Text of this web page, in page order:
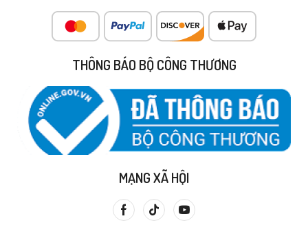
THÔNG BÁO BỘ CÔNG THƯƠNG
MẠNG XÃ HỘI